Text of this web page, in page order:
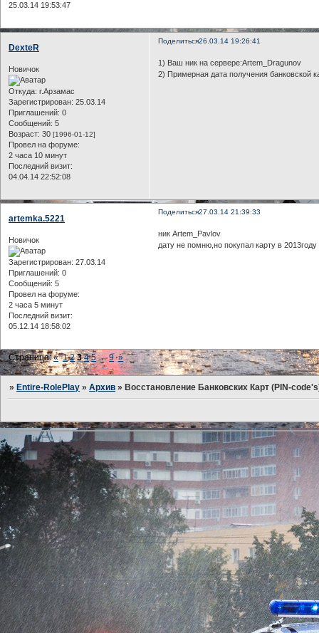
25.03.14 19:53:47
Поделиться26.03.14 19:26:41
DexteR
Новичок
Откуда: г.Арзамас
Зарегистрирован: 25.03.14
Приглашений: 0
Сообщений: 5
Возраст: 30 [1996-01-12]
Провел на форуме:
2 часа 10 минут
Последний визит:
04.04.14 22:52:08
1) Ваш ник на сервере:Artem_Dragunov
2) Примерная дата получения банковской
Поделиться27.03.14 21:39:33
artemka.5221
Новичок
Зарегистрирован: 27.03.14
Приглашений: 0
Сообщений: 5
Провел на форуме:
2 часа 5 минут
Последний визит:
05.12.14 18:58:02
ник Artem_Pavlov
дату не помню,но покупал карту в 2013году
Страница:« 1 2 3 4 5 … 9 »
» Entire-RolePlay »Архив » Восстановление Банковских Карт (PIN-